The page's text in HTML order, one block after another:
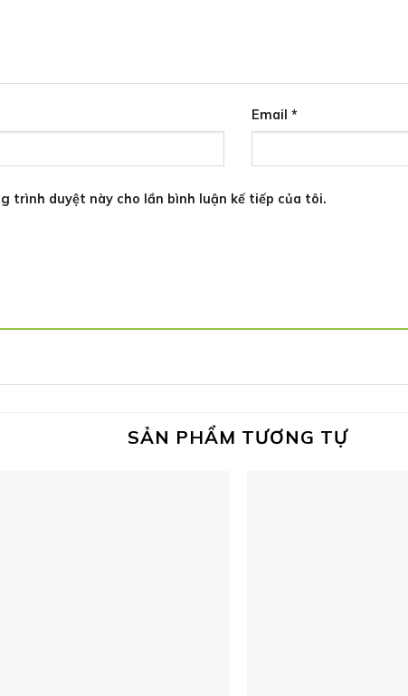
Email *
trình duyệt này cho lần bình luận kế tiếp của tôi.
SẢN PHẨM TƯƠNG TỰ